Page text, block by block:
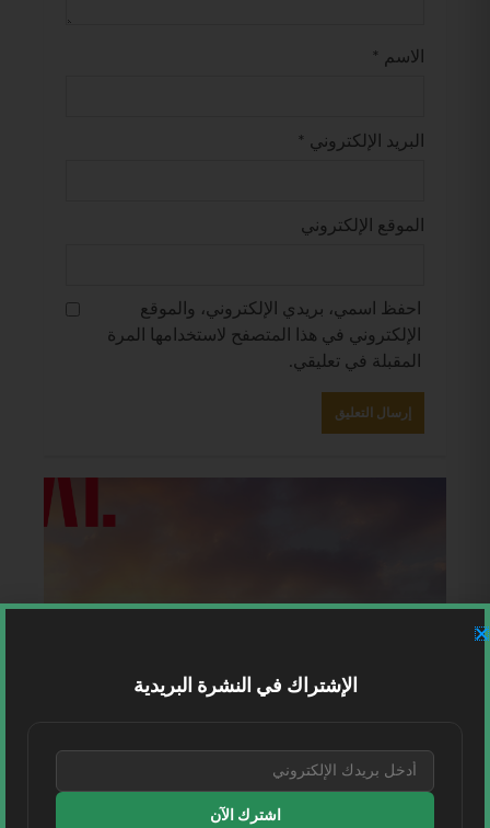
الاسم *
البريد الإلكتروني *
الموقع الإلكتروني
احفظ اسمي، بريدي الإلكتروني، والموقع
الإلكتروني في هذا المتصفح لاستخدامها المرة
المقبلة في تعليقي.
الإشتراك في النشرة البريدية
اشترك الآن